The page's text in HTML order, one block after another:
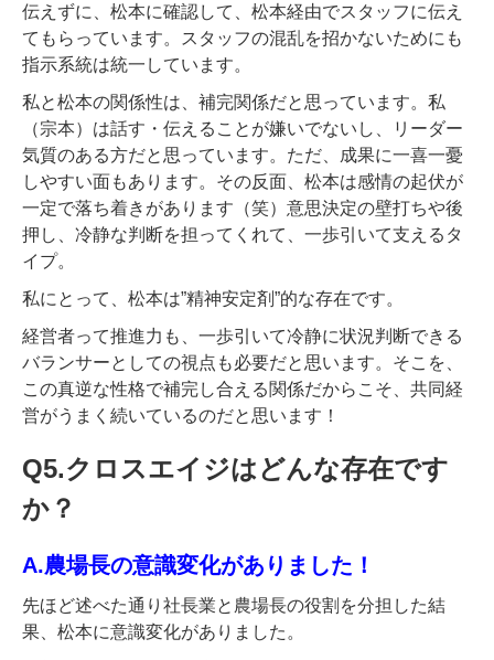
伝えずに、松本に確認して、松本経由でスタッフに伝え
てもらっています。スタッフの混乱を招かないためにも
指示系統は統一しています。
私と松本の関係性は、補完関係だと思っています。私
（宗本）は話す・伝えることが嫌いでないし、リーダー
気質のある方だと思っています。ただ、成果に一喜一憂
しやすい面もあります。その反面、松本は感情の起伏が
一定で落ち着きがあります（笑）意思決定の壁打ちや後
押し、冷静な判断を担ってくれて、一歩引いて支えるタ
イプ。
私にとって、松本は”精神安定剤”的な存在です。
経営者って推進力も、一歩引いて冷静に状況判断できる
バランサーとしての視点も必要だと思います。そこを、
この真逆な性格で補完し合える関係だからこそ、共同経
営がうまく続いているのだと思います！
Q5.クロスエイジはどんな存在です
か？
A.農場長の意識変化がありました！
先ほど述べた通り社長業と農場長の役割を分担した結
果、松本に意識変化がありました。